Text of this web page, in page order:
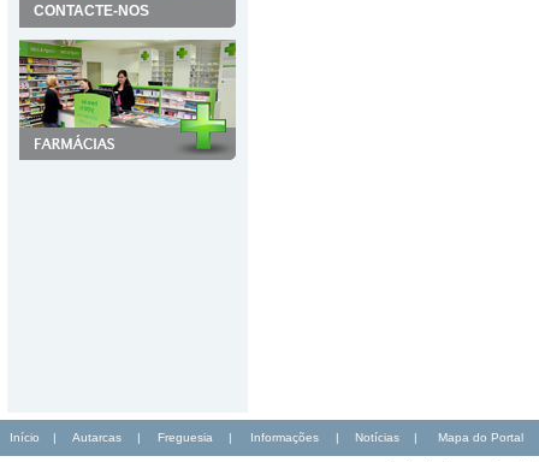
CONTACTE-NOS
Início | Autarcas | Freguesia | Informações | Notícias | Mapa do Portal